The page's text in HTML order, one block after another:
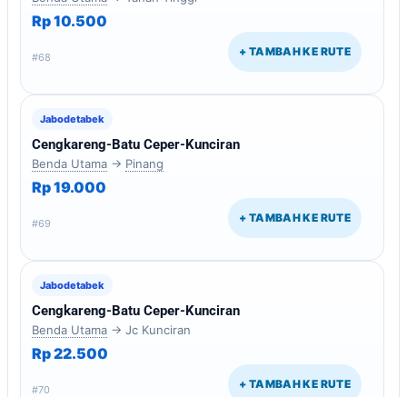
Rp 10.500
#68 + TAMBAH KE RUTE
Jabodetabek
Cengkareng-Batu Ceper-Kunciran
Benda Utama → Pinang
Rp 19.000
#69 + TAMBAH KE RUTE
Jabodetabek
Cengkareng-Batu Ceper-Kunciran
Benda Utama → Jc Kunciran
Rp 22.500
#70 + TAMBAH KE RUTE